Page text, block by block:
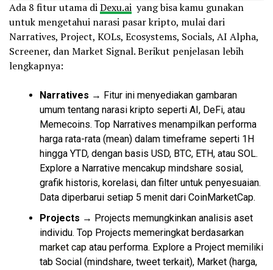
Ada 8 fitur utama diDexu.ai yang bisa kamu gunakan
untuk mengetahui narasi pasar kripto, mulai dari
Narratives, Project, KOLs, Ecosystems, Socials, AI Alpha,
Screener, dan Market Signal. Berikut penjelasan lebih
lengkapnya:
Narratives → Fitur ini menyediakan gambaran
umum tentang narasi kripto seperti AI, DeFi, atau
Memecoins. Top Narratives menampilkan performa
harga rata-rata (mean) dalam timeframe seperti 1H
hingga YTD, dengan basis USD, BTC, ETH, atau SOL.
Explore a Narrative mencakup mindshare sosial,
grafik historis, korelasi, dan filter untuk penyesuaian.
Data diperbarui setiap 5 menit dari CoinMarketCap.
Projects → Projects memungkinkan analisis aset
individu. Top Projects memeringkat berdasarkan
market cap atau performa. Explore a Project memiliki
tab Social (mindshare, tweet terkait), Market (harga,